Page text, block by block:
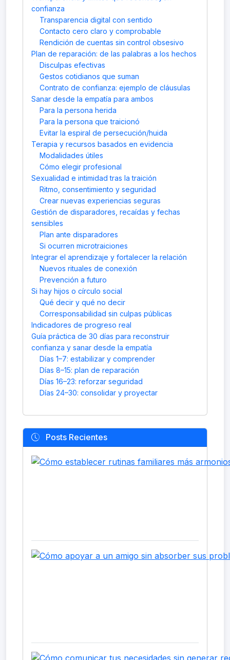
confianza
Transparencia digital con sentido
Contacto cero claro y comprobable
Rendición de cuentas sin control obsesivo
Plan de reparación: de las palabras a los hechos
Disculpas efectivas
Gestos cotidianos que suman
Contrato de confianza: ejemplo de cláusulas
Sanar desde la empatía para ambos
Para la persona herida
Para la persona que traicionó
Evitar la espiral de persecución/huida
Terapia y recursos basados en evidencia
Modalidades útiles
Cómo elegir profesional
Sexualidad e intimidad tras la traición
Ritmo, consentimiento y seguridad
Crear nuevas experiencias seguras
Gestión de disparadores, recaídas y fechas
sensibles
Plan ante disparadores
Si ocurren microtraiciones
Integrar el aprendizaje y fortalecer la relación
Nuevos rituales de conexión
Prevención a futuro
Si hay hijos o círculo social
Qué decir y qué no decir
Corresponsabilidad sin culpas públicas
Indicadores de progreso real
Guía práctica de 30 días para reconstruir
confianza y sanar desde la empatía
Días 1–7: estabilizar y comprender
Días 8–15: plan de reparación
Días 16–23: reforzar seguridad
Días 24–30: consolidar y proyectar
Posts Recientes